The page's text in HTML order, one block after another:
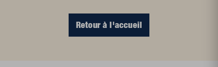
Retour à l'accueil